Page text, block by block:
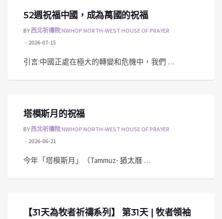
52週祝福中國，成為萬國的祝福
BY西北祈禱院 NWHOP NORTH-WEST HOUSE OF PRAYER
2026-07-15
引言:中國正處在極大的轉變和危機中，我們 …
塔模斯月的祝福
BY西北祈禱院 NWHOP NORTH-WEST HOUSE OF PRAYER
2026-06-21
今年「塔模斯月」（Tammuz- 猶太曆 …
【31天為牧者祈禱系列】 第31天 | 牧者領袖